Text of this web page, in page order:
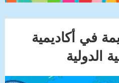
في أكاديمية
الدولية